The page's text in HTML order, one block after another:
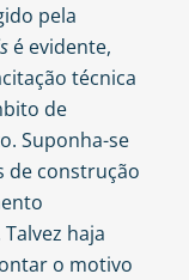
pela
é evidente,
técnica
de
Suponha-se
de construção
haja
o motivo